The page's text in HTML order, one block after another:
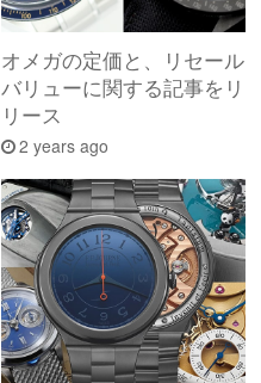
オメガの定価と、リセール
バリューに関する記事をリ
リース
2 years ago